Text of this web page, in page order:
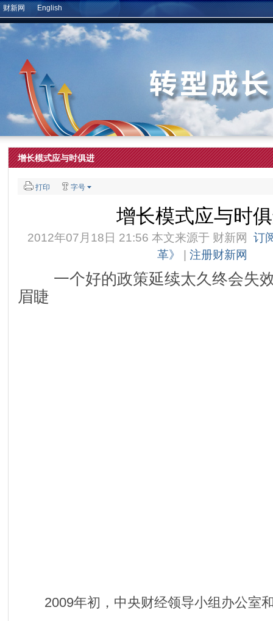
财新网 English
增长模式应与时俱进
打印 字号
增长模式应与时
2012年07月18日 21:56 本文来源于 财新网
订
革》
注册财新网
一个好的政策延续太久终会失效
眉睫
2009年初，中央财经领导小组办公室